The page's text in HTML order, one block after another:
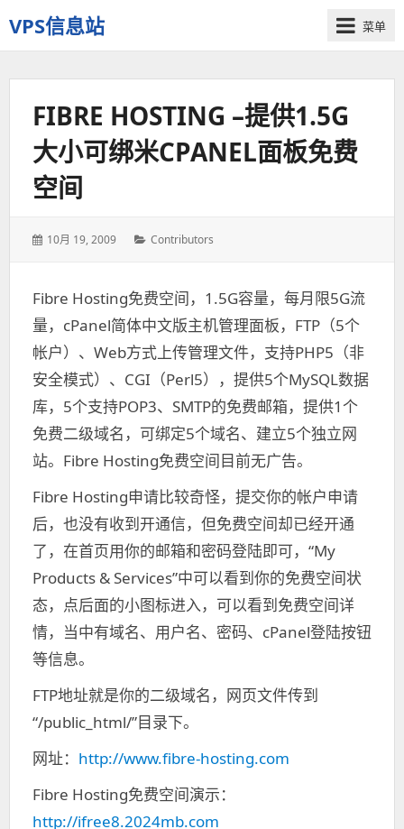
VPS信息站
一
个
菜单
FIBRE HOSTING –提供1.5G
大小可绑米CPANEL面板免费
空间
发
10月 19, 2009
分
Contributors
Fibre Hosting免费空间，1.5G容量，每月限5G流
量，cPanel简体中文版主机管理面板，FTP（5个
帐户）、Web方式上传管理文件，支持PHP5（非
安全模式）、CGI（Perl5），提供5个MySQL数据
库，5个支持POP3、SMTP的免费邮箱，提供1个
免费二级域名，可绑定5个域名、建立5个独立网
站。Fibre Hosting免费空间目前无广告。
Fibre Hosting申请比较奇怪，提交你的帐户申请
后，也没有收到开通信，但免费空间却已经开通
了，在首页用你的邮箱和密码登陆即可，“My
Products & Services”中可以看到你的免费空间状
态，点后面的小图标进入，可以看到免费空间详
情，当中有域名、用户名、密码、cPanel登陆按钮
等信息。
FTP地址就是你的二级域名，网页文件传到
“/public_html/”目录下。
网址： http://www.fibre-hosting.com
Fibre Hosting免费空间演示：
http://ifree8.2024mb.com